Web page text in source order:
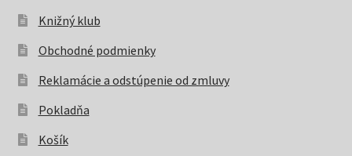
Knižný klub
Obchodné podmienky
Reklamácie a odstúpenie od zmluvy
Pokladňa
Košík